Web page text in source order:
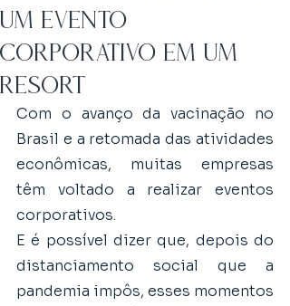
um evento
corporativo em um
resort
Com o avanço da vacinação no
Brasil e a retomada das atividades
econômicas, muitas empresas
têm voltado a realizar eventos
corporativos.
E é possível dizer que, depois do
distanciamento social que a
pandemia impôs, esses momentos